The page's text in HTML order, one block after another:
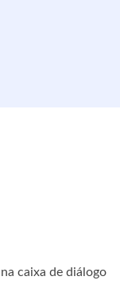
caixa de diálogo